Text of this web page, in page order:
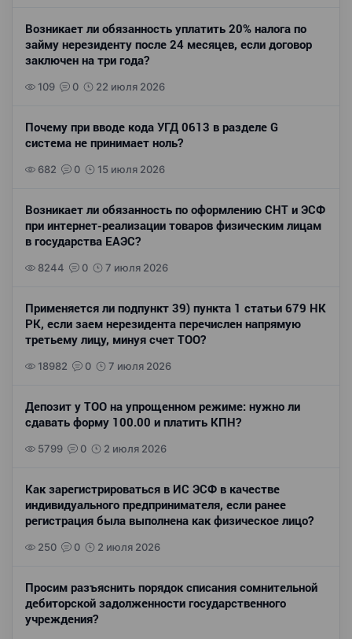
Возникает ли обязанность уплатить 20% налога по
займу нерезиденту после 24 месяцев, если договор
заключен на три года?
109 0 22 июля 2026
Почему при вводе кода УГД 0613 в разделе G
система не принимает ноль?
682 0 15 июля 2026
Возникает ли обязанность по оформлению СНТ и ЭСФ
при интернет-реализации товаров физическим лицам
в государства ЕАЭС?
8244 0 7 июля 2026
Применяется ли подпункт 39) пункта 1 статьи 679 НК
РК, если заем нерезидента перечислен напрямую
третьему лицу, минуя счет ТОО?
18982 0 7 июля 2026
Депозит у ТОО на упрощенном режиме: нужно ли
сдавать форму 100.00 и платить КПН?
5799 0 2 июля 2026
Как зарегистрироваться в ИС ЭСФ в качестве
индивидуального предпринимателя, если ранее
регистрация была выполнена как физическое лицо?
250 0 2 июля 2026
Просим разъяснить порядок списания сомнительной
дебиторской задолженности государственного
учреждения?